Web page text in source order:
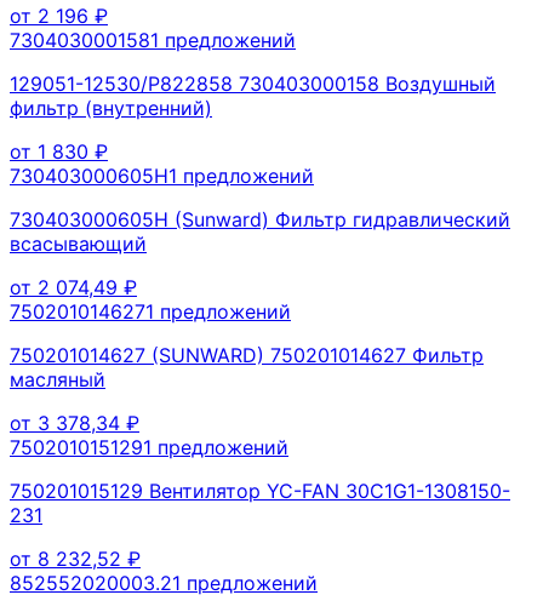
от 2 196 ₽
7304030001581 предложений
129051-12530/P822858 730403000158 Воздушный
фильтр (внутренний)
от 1 830 ₽
730403000605H1 предложений
730403000605H (Sunward) Фильтр гидравлический
всасывающий
от 2 074,49 ₽
7502010146271 предложений
750201014627 (SUNWARD) 750201014627 Фильтр
масляный
от 3 378,34 ₽
7502010151291 предложений
750201015129 Вентилятор YC-FAN 30C1G1-1308150-
231
от 8 232,52 ₽
852552020003.21 предложений